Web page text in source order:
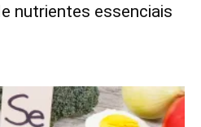
nutrientes essenciais